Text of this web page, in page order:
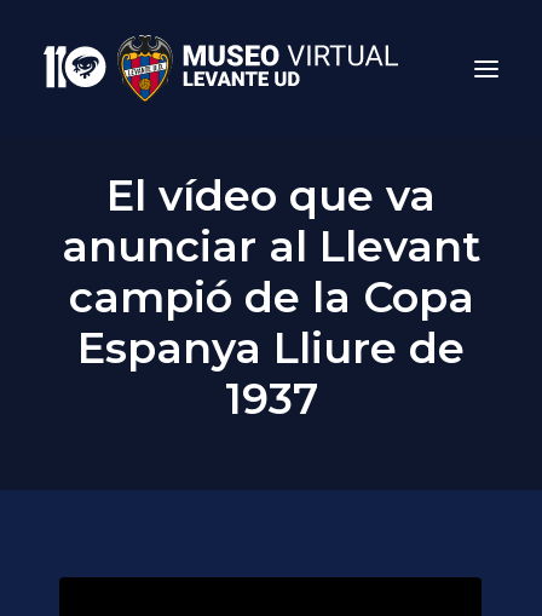
El vídeo que va
anunciar al Llevant
campió de la Copa
Espanya Lliure de
1937